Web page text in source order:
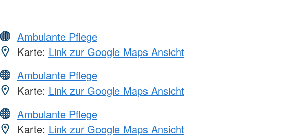
Ambulante Pflege
Karte: Link zur Google Maps Ansicht
Ambulante Pflege
Karte: Link zur Google Maps Ansicht
Ambulante Pflege
Karte: Link zur Google Maps Ansicht